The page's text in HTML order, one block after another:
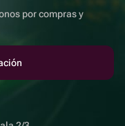
por compras y